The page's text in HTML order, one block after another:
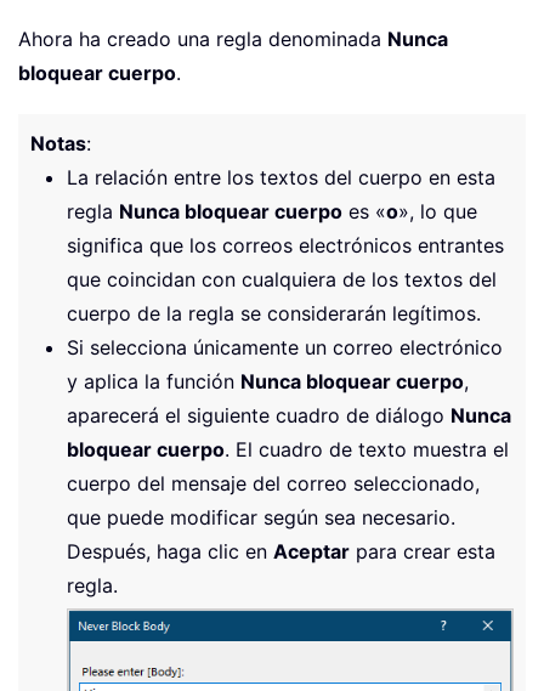
Ahora ha creado una regla denominada Nunca
bloquear cuerpo.
Notas:
La relación entre los textos del cuerpo en esta
regla Nunca bloquear cuerpo es «o», lo que
significa que los correos electrónicos entrantes
que coincidan con cualquiera de los textos del
cuerpo de la regla se considerarán legítimos.
Si selecciona únicamente un correo electrónico
y aplica la función Nunca bloquear cuerpo,
aparecerá el siguiente cuadro de diálogo Nunca
bloquear cuerpo. El cuadro de texto muestra el
cuerpo del mensaje del correo seleccionado,
que puede modificar según sea necesario.
Después, haga clic en Aceptar para crear esta
regla.